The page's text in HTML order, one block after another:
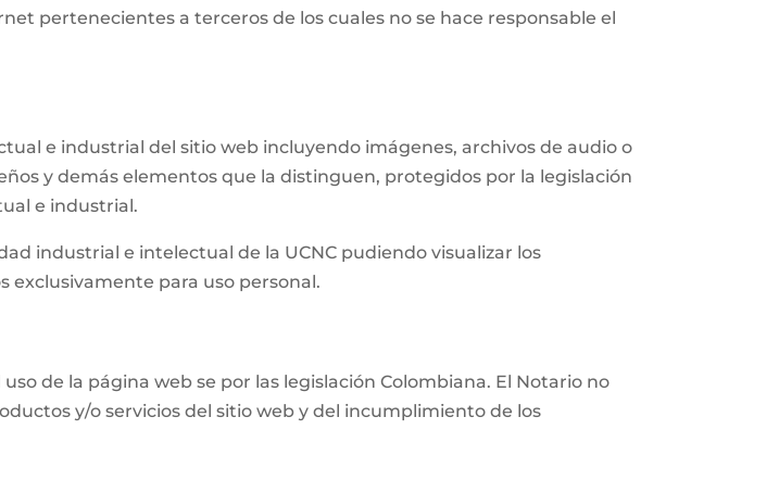
pertenecientes a terceros de los cuales no se hace responsable el
e industrial del sitio web incluyendo imágenes, archivos de audio o
y demás elementos que la distinguen, protegidos por la legislación
e industrial.
industrial e intelectual de la UCNC pudiendo visualizar los
exclusivamente para uso personal.
de la página web se por las legislación Colombiana. El Notario no
y/o servicios del sitio web y del incumplimiento de los